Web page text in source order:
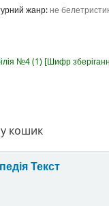
жанр:не
№4(1) Шифр
кошик
Текст